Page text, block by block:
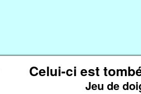
Celui-ci est
Jeu de